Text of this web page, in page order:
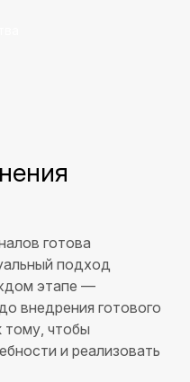
готова
подход
этапе —
внедрения готового
тому, чтобы
и реализовать